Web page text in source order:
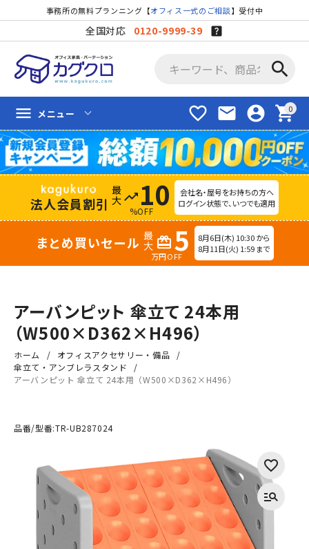
事務所の無料プランニング【オフィス一式のご相談】受付中
全国対応 0120-9999-39
search
favorite_border mail account_circle shopping_cart
menu メニュー
法人会員割引 trending_up 10
%OFF
会社名・屋号をお持ちの方へ
ログイン状態で、いつでも適用
まとめ買いセール redeem 5
万円OFF
8月6日(木) 10:30 から
8月11日(火) 1:59 まで
アーバンピット 傘立て 24本用
（W500×D362×H496）
ホーム
オフィスアクセサリー・備品
傘立て・アンブレラスタンド
アーバンピット 傘立て 24本用（W500×D362×H496）
品番/型番:TR-UB287024